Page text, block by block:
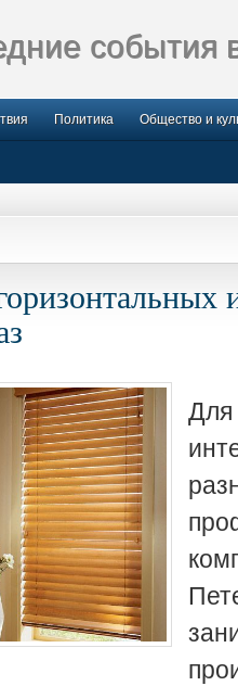
события
Политика Общество и